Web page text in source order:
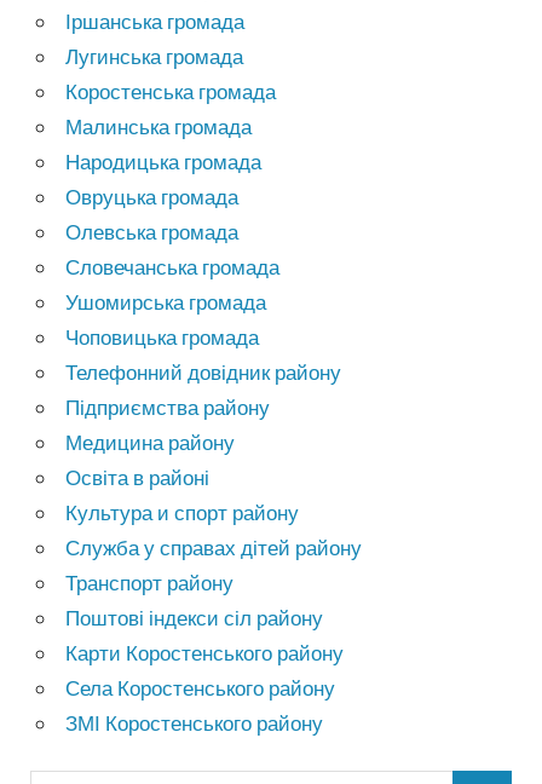
Іршанська громада
Лугинська громада
Коростенська громада
Малинська громада
Народицька громада
Овруцька громада
Олевська громада
Словечанська громада
Ушомирська громада
Чоповицька громада
Телефонний довідник району
Підприємства району
Медицина району
Освіта в районі
Культура и спорт району
Служба у справах дітей району
Транспорт району
Поштові індекси сіл району
Карти Коростенського району
Села Коростенського району
ЗМІ Коростенського району